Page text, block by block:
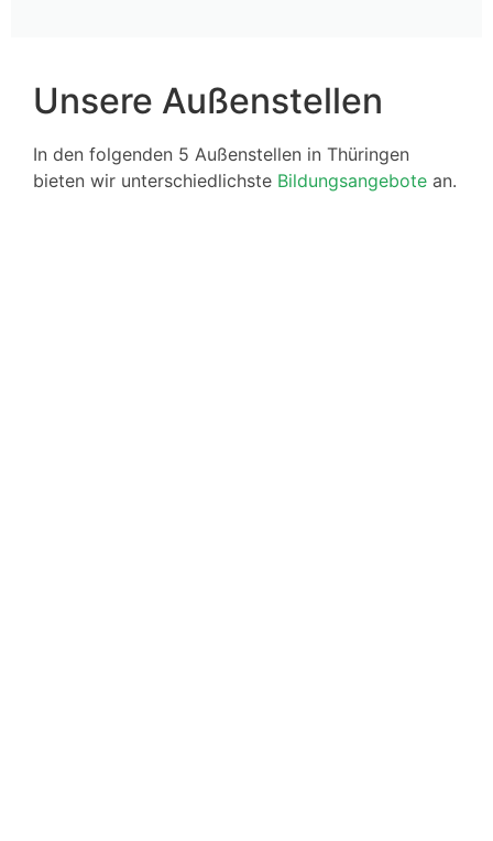
Unsere Außenstellen
In den folgenden 5 Außenstellen in Thüringen
bieten wir unterschiedlichste Bildungsangebote an.